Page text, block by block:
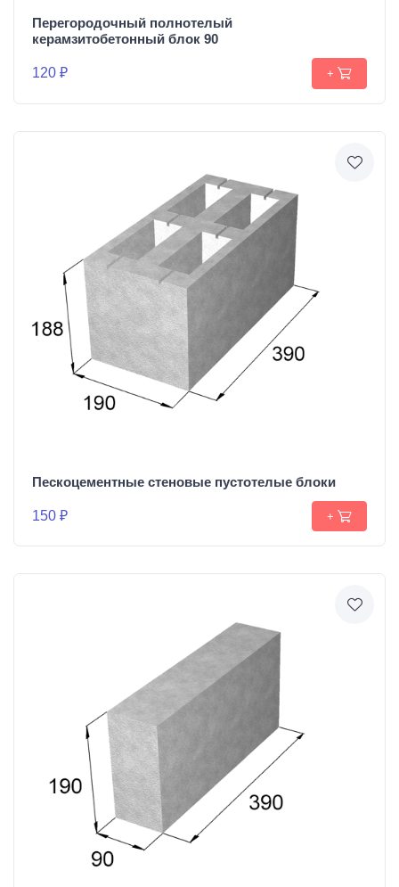
Перегородочный полнотелый
керамзитобетонный блок 90
120 ₽ +
Пескоцементные стеновые пустотелые блоки
150 ₽ +